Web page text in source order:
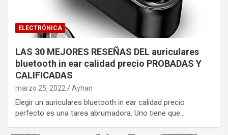
ELECTRÓNICA
LAS 30 MEJORES RESEÑAS DEL auriculares
bluetooth in ear calidad precio PROBADAS Y
CALIFICADAS
marzo 25, 2022 Ayhan
Elegir un auriculares bluetooth in ear calidad precio
perfecto es una tarea abrumadora. Uno tiene que…